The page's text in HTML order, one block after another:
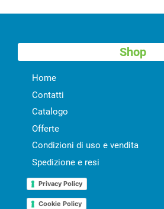
Shop
Home
Contatti
Catalogo
Offerte
Condizioni di uso e vendita
Spedizione e resi
Privacy Policy
Cookie Policy